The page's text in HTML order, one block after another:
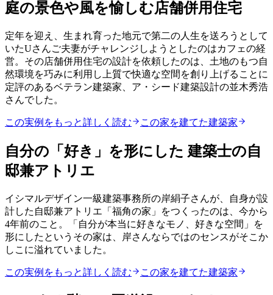
庭の景色や風を愉しむ店舗併用住宅
定年を迎え、生まれ育った地元で第二の人生を送ろうとして
いたUさんご夫妻がチャレンジしようとしたのはカフェの経
営。その店舗併用住宅の設計を依頼したのは、土地のもつ自
然環境を巧みに利用し上質で快適な空間を創り上げることに
定評のあるベテラン建築家、ア・シード建築設計の並木秀浩
さんでした。
この実例をもっと詳しく読む この家を建てた建築家
自分の「好き」を形にした 建築士の自
邸兼アトリエ
イシマルデザイン一級建築事務所の岸絹子さんが、自身が設
計した自邸兼アトリエ「福角の家」をつくったのは、今から
4年前のこと。「自分が本当に好きなモノ、好きな空間」を
形にしたというその家は、岸さんならではのセンスがそこか
しこに溢れていました。
この実例をもっと詳しく読む この家を建てた建築家